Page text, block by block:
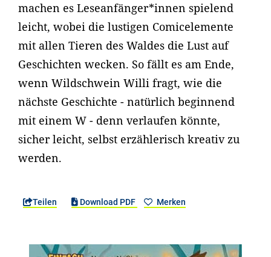
machen es Leseanfänger*innen spielend
leicht, wobei die lustigen Comicelemente
mit allen Tieren des Waldes die Lust auf
Geschichten wecken. So fällt es am Ende,
wenn Wildschwein Willi fragt, wie die
nächste Geschichte - natürlich beginnend
mit einem W - denn verlaufen könnte,
sicher leicht, selbst erzählerisch kreativ zu
werden.
Teilen Download PDF Merken